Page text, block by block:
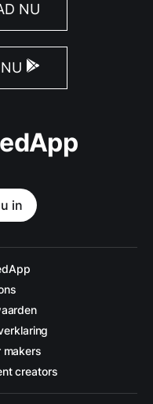
NU
in
makers
creators